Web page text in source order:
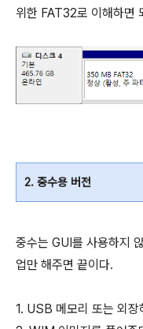
위한 FAT32로 이해하면
2. 중수용 버전
중수는 GUI를 사용하지
업만 해주면 끝이다.
1. USB 메모리 또는 외장